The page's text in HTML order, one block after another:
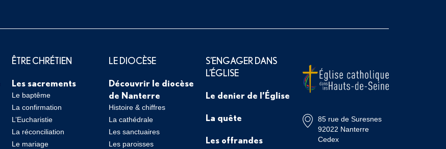
ÊTRE CHRÉTIEN
Les sacrements
Le baptême
La confirmation
L’Eucharistie
La réconciliation
Le mariage
LE DIOCÈSE
Découvrir le diocèse
de Nanterre
Histoire & chiffres
La cathédrale
Les sanctuaires
Les paroisses
S’ENGAGER DANS
L’ÉGLISE
Le denier de l’Église
La quête
Les offrandes
85 rue de Suresnes
92022 Nanterre
Cedex